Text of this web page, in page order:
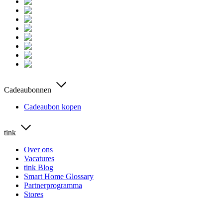
Cadeaubonnen
Cadeaubon kopen
tink
Over ons
Vacatures
tink Blog
Smart Home Glossary
Partnerprogramma
Stores